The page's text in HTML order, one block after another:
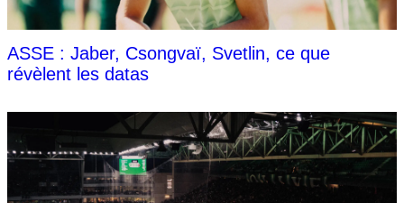
ASSE : Jaber, Csongvaï, Svetlin, ce que
révèlent les datas